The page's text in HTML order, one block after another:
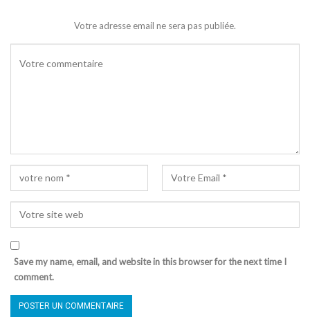
Votre adresse email ne sera pas publiée.
Save my name, email, and website in this browser for the next time I
comment.